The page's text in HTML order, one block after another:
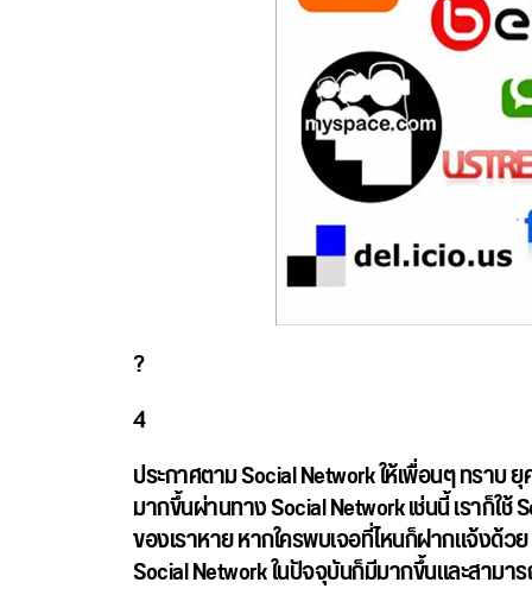
?
4
ประกาศตาม Social Network ให้เพื่อนๆ ทราบยุ
มากขึ้นผ่านทาง Social Network เช่นนี้ เราก็ใช้
ของเราหาย หากใครพบเจอที่ไหนก็ฝากแจ้งด้
Social Network ในปัจจุบันก็มีมากขึ้นและสามา